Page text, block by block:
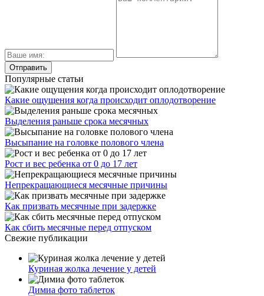
Популярные статьи
Какие ощущения когда происходит оплодотворение
Выделения раньше срока месячных
Высыпание на головке полового члена
Рост и вес ребенка от 0 до 17 лет
Непрекращающиеся месячные причины
Как призвать месячные при задержке
Как сбить месячные перед отпуском
Свежие публикации
Куриная жолка лечение у детей
Димиа фото таблеток